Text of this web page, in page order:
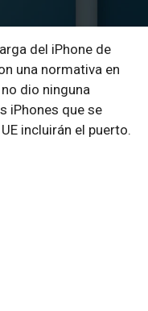
del iPhone de
una normativa en
dio ninguna
iPhones que se
incluirán el puerto.